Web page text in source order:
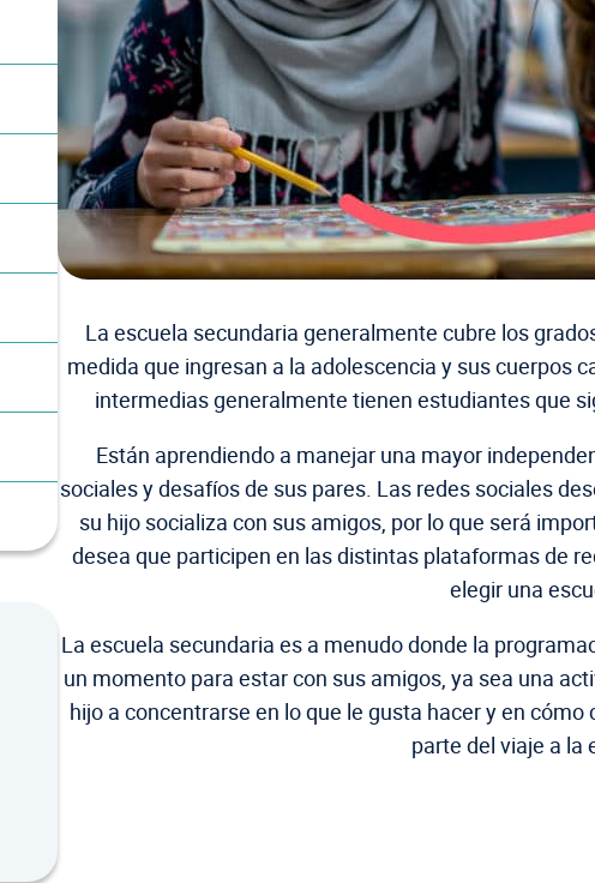
La escuela secundaria generalmente cubre los
medida que ingresan a la adolescencia y sus cuerpos
intermedias generalmente tienen estudiantes que
Están aprendiendo a manejar una mayor
sociales y desafíos de sus pares. Las redes sociales
su hijo socializa con sus amigos, por lo que será
desea que participen en las distintas plataformas de
elegir una
La escuela secundaria es a menudo donde la
un momento para estar con sus amigos, ya sea una
hijo a concentrarse en lo que le gusta hacer y en
parte del viaje a la